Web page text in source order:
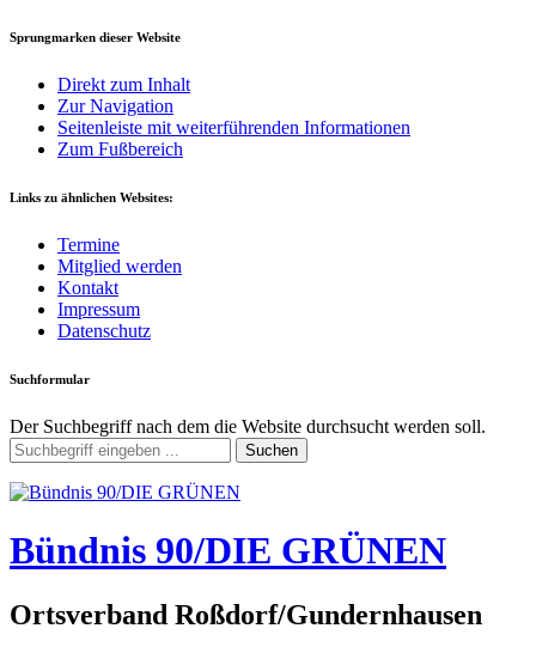
Sprungmarken dieser Website
Direkt zum Inhalt
Zur Navigation
Seitenleiste mit weiterführenden Informationen
Zum Fußbereich
Links zu ähnlichen Websites:
Termine
Mitglied werden
Kontakt
Impressum
Datenschutz
Suchformular
Der Suchbegriff nach dem die Website durchsucht werden soll.
Suchen
Bündnis 90/DIE GRÜNEN
Ortsverband Roßdorf/Gundernhausen